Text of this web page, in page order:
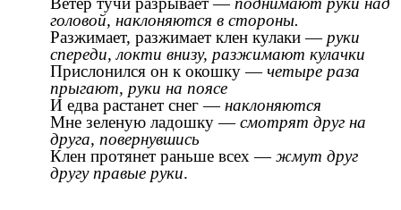
головой, наклоняются в стороны.
Разжимает, разжимает клен кулаки —руки
спереди, локти внизу, разжимают кулачки
Прислонился он к окошку —четыре раза
прыгают, руки на поясе
И едва растанет снег —наклоняются
Мне зеленую ладошку —смотрят друг на
друга, повернувшись
Клен протянет раньше всех —жмут друг
другу правые руки.